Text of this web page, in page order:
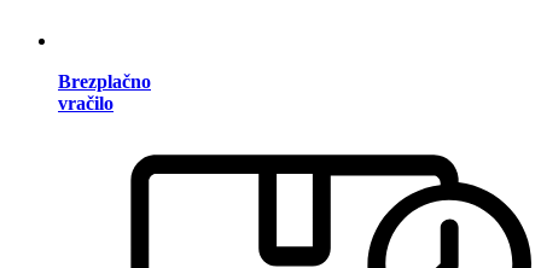
Brezplačno
vračilo